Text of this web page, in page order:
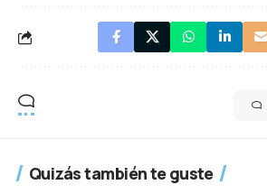
Quizás también te guste